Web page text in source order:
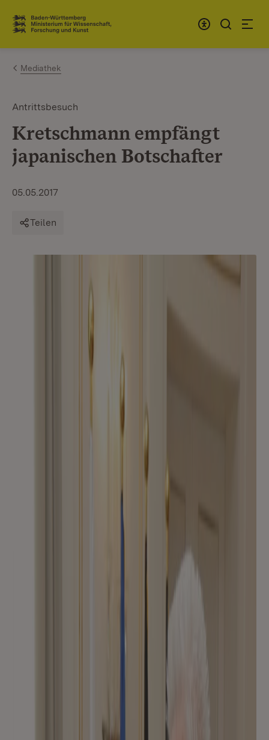
Zum Inhalt springen
Link zur Startseite
Mediathek
Antrittsbesuch
Kretschmann empfängt
japanischen Botschafter
05.05.2017
Teilen